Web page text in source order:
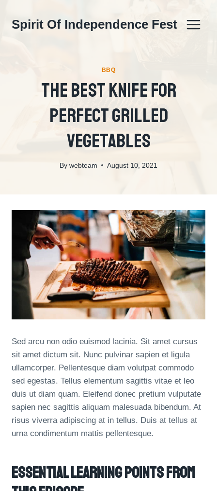
content
Spirit Of Independence Fest
BBQ
The Best Knife For
Perfect Grilled
Vegetables
By webteam August 10, 2021
Sed arcu non odio euismod lacinia. Sit amet cursus
sit amet dictum sit. Nunc pulvinar sapien et ligula
ullamcorper. Pellentesque diam volutpat commodo
sed egestas. Tellus elementum sagittis vitae et leo
duis ut diam quam. Eleifend donec pretium vulputate
sapien nec sagittis aliquam malesuada bibendum. At
risus viverra adipiscing at in tellus. Duis at tellus at
urna condimentum mattis pellentesque.
Essential Learning Points From